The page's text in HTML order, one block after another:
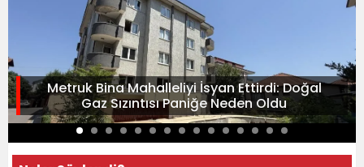
Metruk Bina Mahalleliyi İsyan Ettirdi: Doğal
Gaz Sızıntısı Paniğe Neden Oldu